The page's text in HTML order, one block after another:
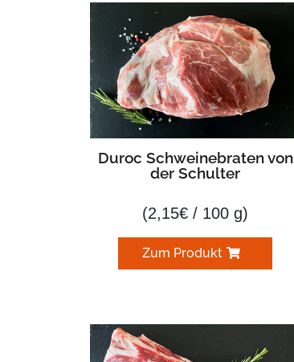
Duroc Schweinebraten von
der Schulter
(2,15€ / 100 g)
Zum Produkt